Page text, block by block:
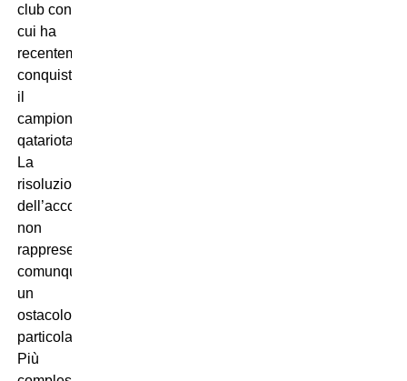
club con
cui ha
recentemente
conquistato
il
campionato
qatariota.
La
risoluzione
dell’accordo
non
rappresenterebbe
comunque
un
ostacolo
particolare.
Più